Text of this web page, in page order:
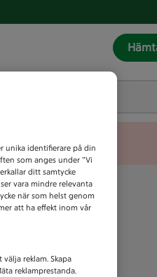
unika identifierare på din
som anges under ”Vi
ditt samtycke
vara mindre relevanta
när som helst genom
att ha effekt inom vår
reklam. Skapa
reklamprestanda.